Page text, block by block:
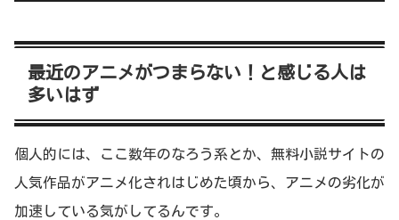
最近のアニメがつまらない！と感じる人は
多いはず
個人的には、ここ数年のなろう系とか、無料小説サイトの
人気作品がアニメ化されはじめた頃から、アニメの劣化が
加速している気がしてるんです。